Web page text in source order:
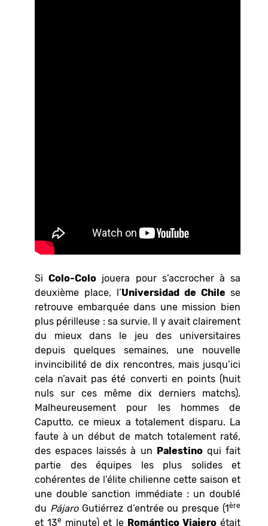
SiColo-Colo jouera pour s’accrocher à sa
deuxième place, l’Universidad de Chile se
retrouve embarquée dans une mission bien
plus périlleuse : sa survie. Il y avait clairement
du mieux dans le jeu des universitaires
depuis quelques semaines, une nouvelle
invincibilité de dix rencontres, mais jusqu’ici
cela n’avait pas été converti en points (huit
nuls sur ces même dix derniers matchs).
Malheureusement pour les hommes de
Caputto, ce mieux a totalement disparu. La
faute à un début de match totalement raté,
des espaces laissés à un Palestinoqui fait
partie des équipes les plus solides et
cohérentes de l’élite chilienne cette saison et
une double sanction immédiate : un doublé
du PájaroGutiérrez d’entrée ou presque (1ère
et 13e minute) et le Romántico Viajeroétait